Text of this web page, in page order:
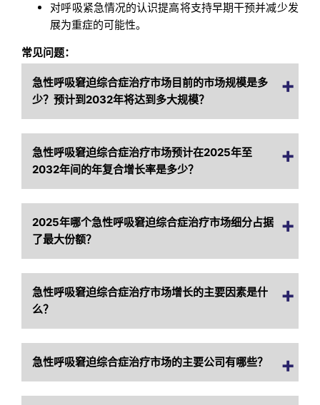
对呼吸紧急情况的认识提高将支持早期干预并减少发
展为重症的可能性。
常见问题：
急性呼吸窘迫综合症治疗市场目前的市场规模是多
少？预计到2032年将达到多大规模？
急性呼吸窘迫综合症治疗市场预计在2025年至
2032年间的年复合增长率是多少？
2025年哪个急性呼吸窘迫综合症治疗市场细分占据
了最大份额？
急性呼吸窘迫综合症治疗市场增长的主要因素是什
么？
急性呼吸窘迫综合症治疗市场的主要公司有哪些？